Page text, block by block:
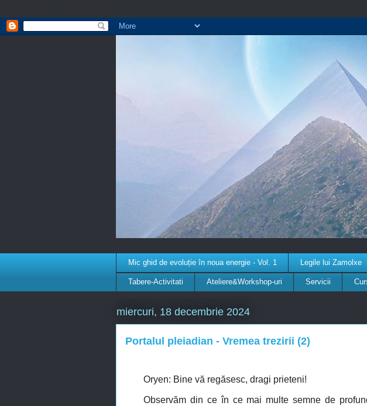
Mic ghid de evoluție în noua energie - Vol. 1 Legile lui Zamolxe
Tabere-Activitati Ateliere&Workshop-uri Servicii
miercuri, 18 decembrie 2024
Portalul pleiadian - Vremea trezirii (2)
Oryen: Bine vă regăsesc, dragi prieteni!
Observăm din ce în ce mai multe semne de